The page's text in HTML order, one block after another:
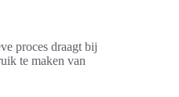
proces draagt bij
te maken van